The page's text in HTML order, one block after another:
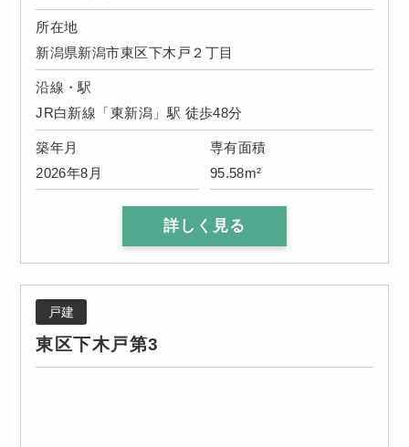
所在地
新潟県新潟市東区下木戸２丁目
沿線・駅
JR白新線「東新潟」駅 徒歩48分
築年月
2026年8月
専有面積
95.58m²
詳しく見る
戸建
東区下木戸第3